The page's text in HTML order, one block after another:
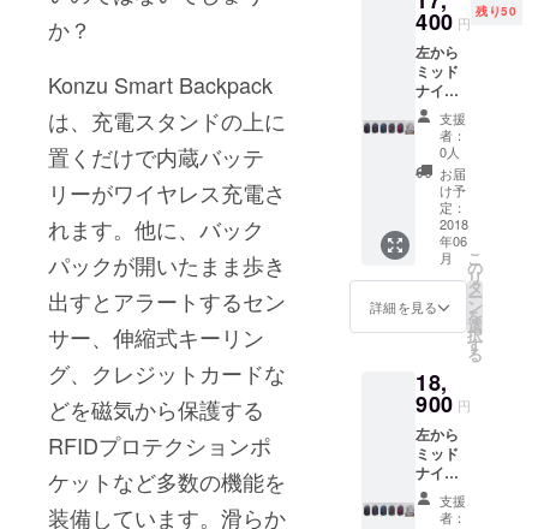
か？
Konzu Smart Backpack
は、充電スタンドの上に
置くだけで内蔵バッテ
リーがワイヤレス充電さ
れます。他に、バック
パックが開いたまま歩き
出すとアラートするセン
サー、伸縮式キーリン
グ、クレジットカードな
どを磁気から保護する
RFIDプロテクションポ
ケットなど多数の機能を
装備しています。滑らか
ドです。
Barracudaの
製品を前に
すると、他
社の製品が
時代遅れに
見えてしま
う、そんな
製品を作る
ことが目標
です。
400 円
残り50
左から
ミッド
ナイト
ブラッ
ク、シ
ルバー
グ
レー、
ジュー
ルブ
ルー、
ピュア
ゴール
ド、ド
ラゴン
ド、ウ
ルトラ
グ
レー・
Konzu
Smart
Backpa
ck 1
支援
者：
0人
お届
け予
定：
2018
年06
月
詳細を見る
こ
の
リ
タ
ー
ン
を
選
択
す
る
18,
900 円
左から
ミッド
ナイト
ブラッ
ク、シ
支援
者：